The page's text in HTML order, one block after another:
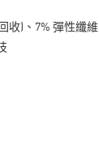
含以上)免運費
收)、7% 彈性纖維